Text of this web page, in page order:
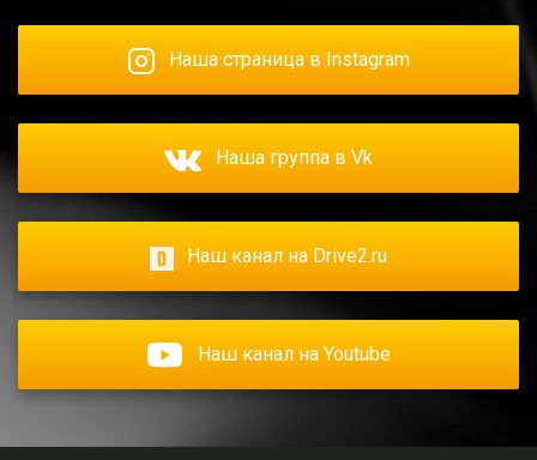
Наша страница в Instagram
Наша группа в Vk
Наш канал на Drive2.ru
Наш канал на Youtube